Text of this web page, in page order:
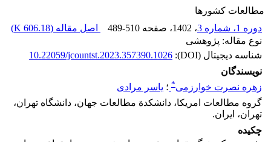
مطالعات کشورها
دوره 1، شماره 3
، 1402 ، صفحه 489-510 اصل مقاله (606.18 K
)
نوع مقاله: پژوهشی
شناسه دیجیتال (DOI):
10.22059/jcountst.2023.357390.1026
نویسندگان
زهره نصرت خوارزمی* ؛ یاسر مرادی
گروه مطالعات امریکا، دانشکدة مطالعات جهان، دانشگاه تهران،
تهران، ایران.
چکیده